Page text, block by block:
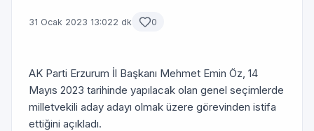
31 Ocak 2023 13:022 dk 0
AK Parti Erzurum İl Başkanı Mehmet Emin Öz, 14
Mayıs 2023 tarihinde yapılacak olan genel seçimlerde
milletvekili aday adayı olmak üzere görevinden istifa
ettiğini açıkladı.